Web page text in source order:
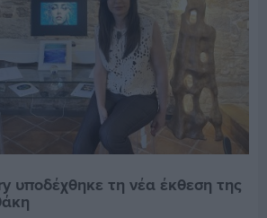
υποδέχθηκε τη νέα έκθεση της